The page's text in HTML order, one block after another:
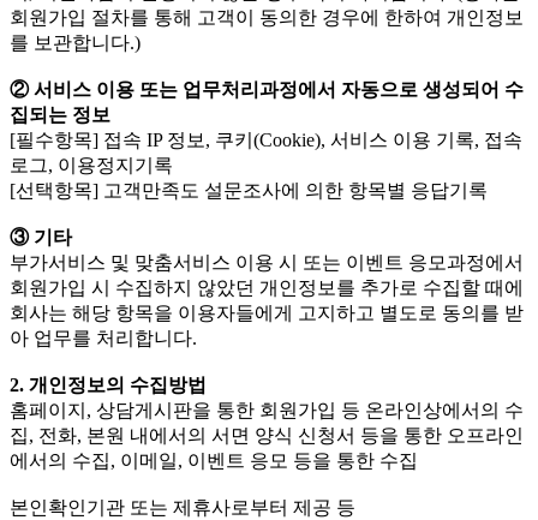
회원가입 절차를 통해 고객이 동의한 경우에 한하여 개인정보
를 보관합니다.)
② 서비스 이용 또는 업무처리과정에서 자동으로 생성되어 수
집되는 정보
[필수항목] 접속 IP 정보, 쿠키(Cookie), 서비스 이용 기록, 접속
로그, 이용정지기록
[선택항목] 고객만족도 설문조사에 의한 항목별 응답기록
③ 기타
부가서비스 및 맞춤서비스 이용 시 또는 이벤트 응모과정에서
회원가입 시 수집하지 않았던 개인정보를 추가로 수집할 때에
회사는 해당 항목을 이용자들에게 고지하고 별도로 동의를 받
아 업무를 처리합니다.
2. 개인정보의 수집방법
홈페이지, 상담게시판을 통한 회원가입 등 온라인상에서의 수
집, 전화, 본원 내에서의 서면 양식 신청서 등을 통한 오프라인
에서의 수집, 이메일, 이벤트 응모 등을 통한 수집
본인확인기관 또는 제휴사로부터 제공 등